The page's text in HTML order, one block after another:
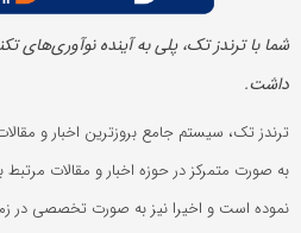
شما با ترندز تک، پلی به آینده‌ نوآوری‌های
داشت.
به صورت متمرکز در حوزه اخبار و مقالات مرتبط
نموده است و اخیرا نیز به صورت تخصصی در